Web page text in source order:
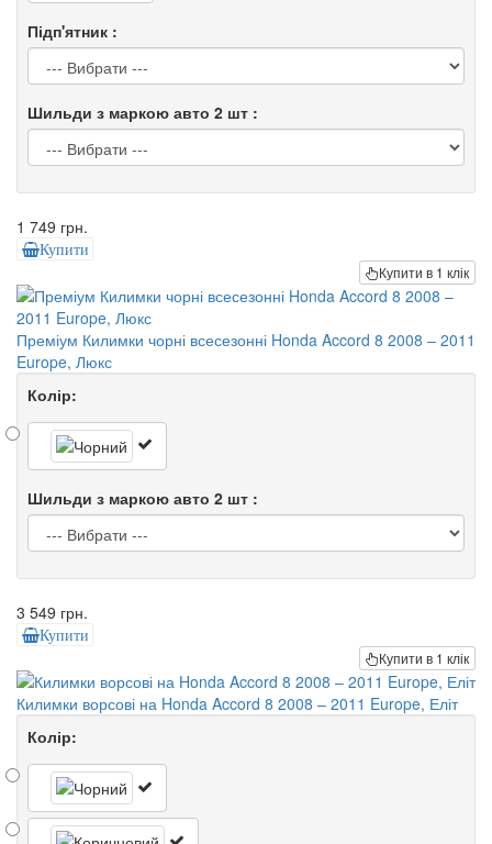
Підп'ятник :
Шильди з маркою авто 2 шт :
1 749 грн.
Купити
Купити в 1 клік
Преміум Килимки чорні всесезонні Honda Accord 8 2008 – 2011
Europe, Люкс
Колір:
Шильди з маркою авто 2 шт :
3 549 грн.
Купити
Купити в 1 клік
Килимки ворсові на Honda Accord 8 2008 – 2011 Europe, Еліт
Колір: